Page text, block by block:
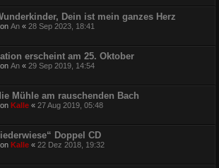
Dein ist mein ganzes Herz
An « 28 Sep 2023, 18:41
erscheint am 25. Oktober
An « 29 Sep 2019, 14:54
Mühle am rauschenden Bach
Kalle « 27 Aug 2019, 05:48
Doppel CD
Kalle « 22 Dez 2018, 19:32